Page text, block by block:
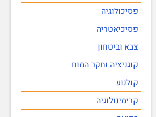
פסיכולוגיה
פסיכיאטריה
צבא וביטחון
קוגניציה וחקר המוח
קולנוע
קרימינולוגיה